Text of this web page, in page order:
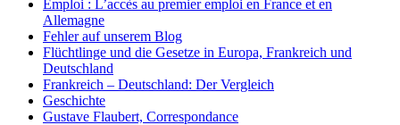
Emploi : L’accès au premier emploi en France et en
Allemagne
Fehler auf unserem Blog
Flüchtlinge und die Gesetze in Europa, Frankreich und
Deutschland
Frankreich – Deutschland: Der Vergleich
Geschichte
Gustave Flaubert, Correspondance